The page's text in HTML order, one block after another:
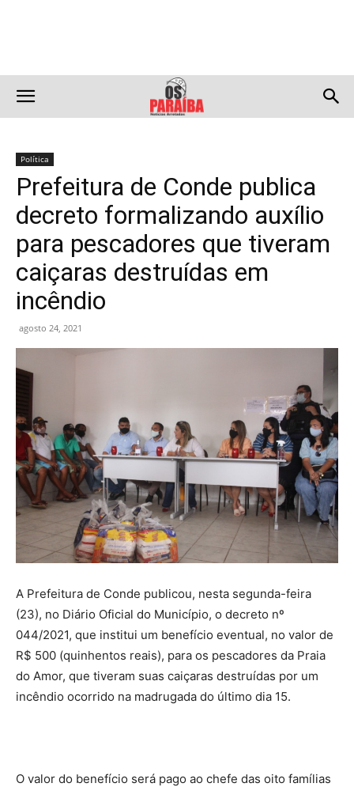
Política
Prefeitura de Conde publica
decreto formalizando auxílio
para pescadores que tiveram
caiçaras destruídas em
incêndio
agosto 24, 2021
A Prefeitura de Conde publicou, nesta segunda-feira
(23), no Diário Oficial do Município, o decreto nº
044/2021, que institui um benefício eventual, no valor de
R$ 500 (quinhentos reais), para os pescadores da Praia
do Amor, que tiveram suas caiçaras destruídas por um
incêndio ocorrido na madrugada do último dia 15.
O valor do benefício será pago ao chefe das oito famílias